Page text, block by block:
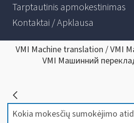
Tarptautinis apmokestinimas
Kontaktai / Apklausa
VMI Machine translation / VMI
VMI Машинний